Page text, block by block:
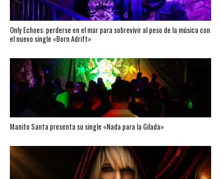
Only Echoes: perderse en el mar para sobrevivir al peso de la música con
el nuevo single «Born Adrift»
Manito Santa presenta su single «Nada para la Gilada»